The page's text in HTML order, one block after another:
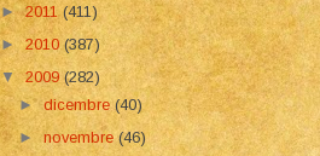
►2011(411)
►2010(387)
▼2009 (282)
►dicembre(40)
►novembre(46)